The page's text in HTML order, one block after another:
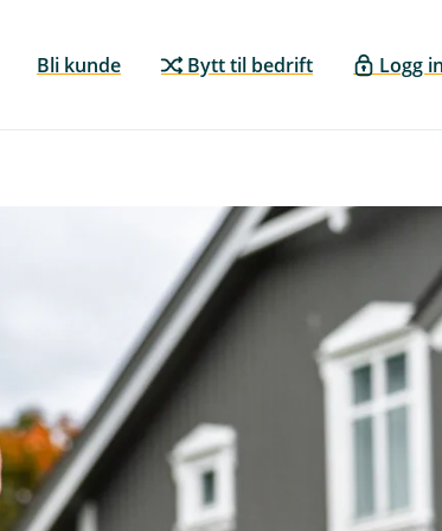
Bli kunde Bytt til bedrift Logg